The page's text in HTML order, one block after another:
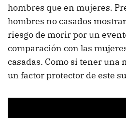
hombres que en mujeres.
hombres no casados
riesgo de morir por un
comparación con las
casadas. Como si tener una
un factor protector de este